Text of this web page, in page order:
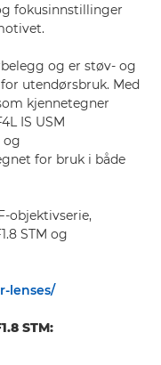
fokusinnstillinger
og er støv- og
utendørsbruk. Med
kjennetegner
IS USM
og
for bruk i både
objektivserie,
STM og
lenses/
STM: